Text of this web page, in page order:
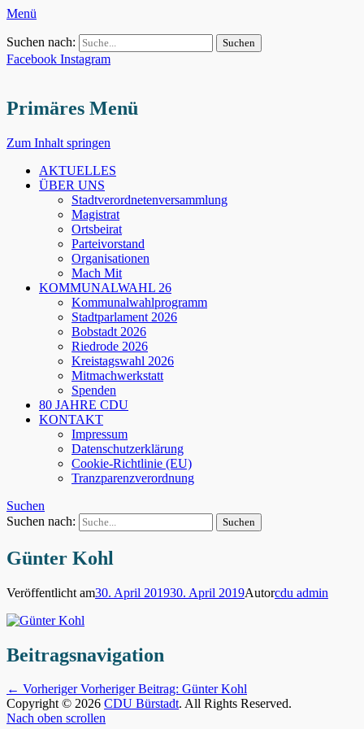
Menü
Suchen nach:
Facebook Instagram
Primäres Menü
Zum Inhalt springen
AKTUELLES
ÜBER UNS
Stadtverordnetenversammlung
Magistrat
Ortsbeirat
Parteivorstand
Organisationen
Mach Mit
KOMMUNALWAHL 26
Kommunalwahlprogramm
Stadtparlament 2026
Bobstadt 2026
Riedrode 2026
Kreistagswahl 2026
Mitmachwerkstatt
Spenden
80 JAHRE CDU
KONTAKT
Impressum
Datenschutzerklärung
Cookie-Richtlinie (EU)
Tranzparenzverordnung
Suchen
Suchen nach:
Günter Kohl
Veröffentlicht am30. April 201930. April 2019Autorcdu admin
Beitragsnavigation
← Vorheriger Vorheriger Beitrag: Günter Kohl
Copyright © 2026 CDU Bürstadt. All Rights Reserved.
Nach oben scrollen